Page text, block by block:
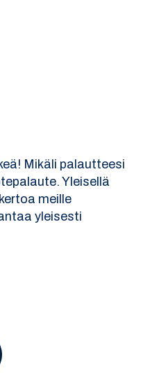
Mikäli palautteesi
Yleisellä
meille
yleisesti